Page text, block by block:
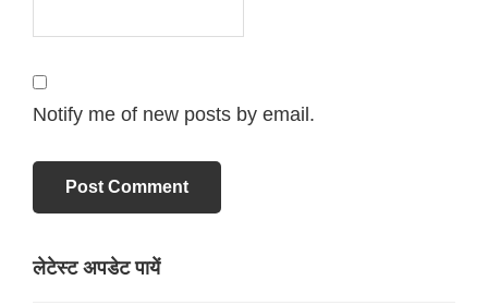
Notify me of new posts by email.
Primary
लेटेस्ट अपडेट पायें